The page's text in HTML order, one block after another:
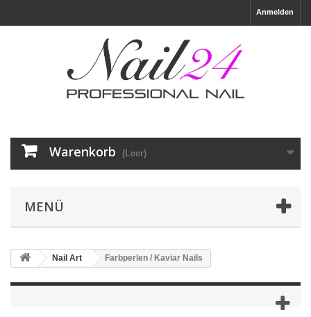
Anmelden
Warenkorb (Leer)
MENÜ
Nail Art Farbperlen / Kaviar Nails